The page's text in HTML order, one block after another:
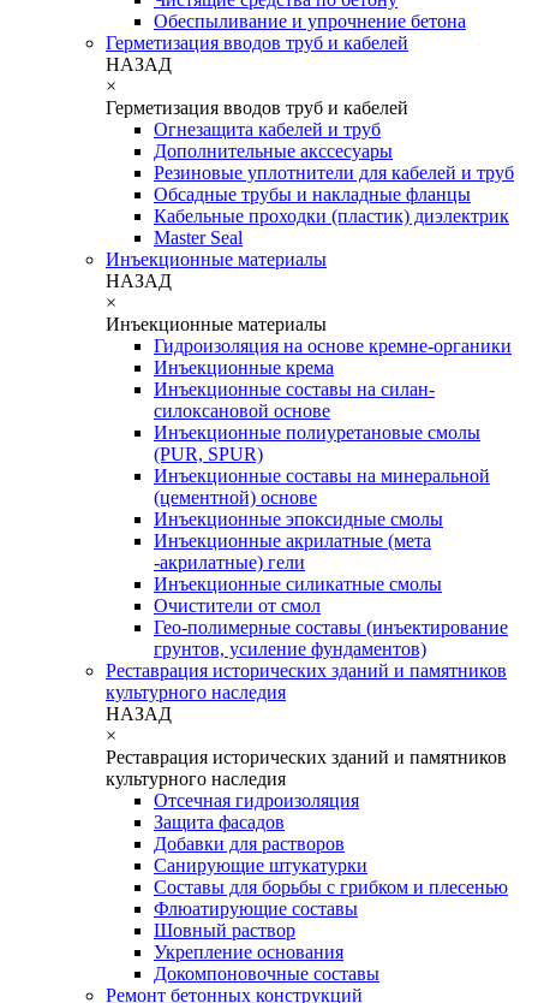
Обеспыливание и упрочнение бетона
Герметизация вводов труб и кабелей
НАЗАД
×
Герметизация вводов труб и кабелей
Огнезащита кабелей и труб
Дополнительные акссесуары
Резиновые уплотнители для кабелей и труб
Обсадные трубы и накладные фланцы
Кабельные проходки (пластик) диэлектрик
Master Seal
Инъекционные материалы
НАЗАД
×
Инъекционные материалы
Гидроизоляция на основе кремне-органики
Инъекционные крема
Инъекционные составы на силан-
силоксановой основе
Инъекционные полиуретановые смолы
(PUR, SPUR)
Инъекционные составы на минеральной
(цементной) основе
Инъекционные эпоксидные смолы
Инъекционные акрилатные (мета
-акрилатные) гели
Инъекционные силикатные смолы
Очистители от смол
Гео-полимерные составы (инъектирование
грунтов, усиление фундаментов)
Реставрация исторических зданий и памятников
культурного наследия
НАЗАД
×
Реставрация исторических зданий и памятников
культурного наследия
Отсечная гидроизоляция
Защита фасадов
Добавки для растворов
Санирующие штукатурки
Составы для борьбы с грибком и плесенью
Флюатирующие составы
Шовный раствор
Укрепление основания
Докомпоновочные составы
Ремонт бетонных конструкций